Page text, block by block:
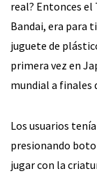
real? Entonces
Bandai, era para
juguete de
primera vez en
mundial a finales
Los usuarios
presionando
jugar con la